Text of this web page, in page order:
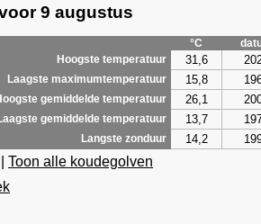
9 augustus
°C
Hoogste temperatuur
31,6
Laagste maximumtemperatuur 15,8
gemiddelde temperatuur 26,1
Laagste gemiddelde temperatuur 13,7
Langste zonduur 14,2
Toon alle koudegolven